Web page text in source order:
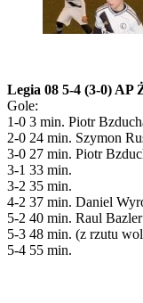
Legia 08 5-4 (3-0) AP
Gole:
1-0 3 min. Piotr
2-0 24 min. Szymon
3-0 27 min. Piotr
3-1 33 min.
3-2 35 min.
4-2 37 min. Daniel
5-2 40 min. Raul Bazler
5-3 48 min. (z rzutu
5-4 55 min.